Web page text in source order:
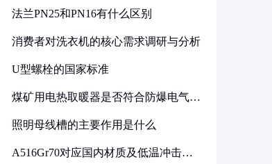
法兰PN25和PN16有什么区别
消费者对洗衣机的核心需求调研与分析
U型螺栓的国家标准
煤矿用电热取暖器是否符合防爆电气设
照明母线槽的主要作用是什么
A516Gr70对应国内材质及低温冲击要